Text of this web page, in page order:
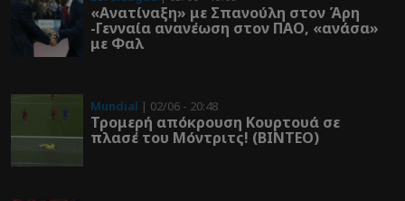
«Ανατίναξη» με Σπανούλη στον Άρη
-Γενναία ανανέωση στον ΠΑΟ, «ανάσα»
με Φαλ
Mundial | 02/06 - 20:48
Τρομερή απόκρουση Κουρτουά σε
πλασέ του Μόντριτς! (ΒΙΝΤΕΟ)